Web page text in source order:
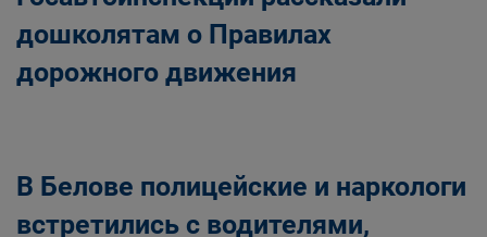
дошколятам о Правилах
дорожного движения
В Белове полицейские и наркологи
встретились с водителями,